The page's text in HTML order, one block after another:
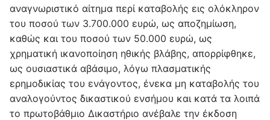
αναγνωριστικό αίτημα περί καταβολής εις ολόκληρον
του ποσού των 3.700.000 ευρώ, ως αποζημίωση,
καθώς και του ποσού των 50.000 ευρώ, ως
χρηματική ικανοποίηση ηθικής βλάβης, απορρίφθηκε,
ως ουσιαστικά αβάσιμο, λόγω πλασματικής
ερημοδικίας του ενάγοντος, ένεκα μη καταβολής του
αναλογούντος δικαστικού ενσήμου και κατά τα λοιπά
το πρωτοβάθμιο Δικαστήριο ανέβαλε την έκδοση